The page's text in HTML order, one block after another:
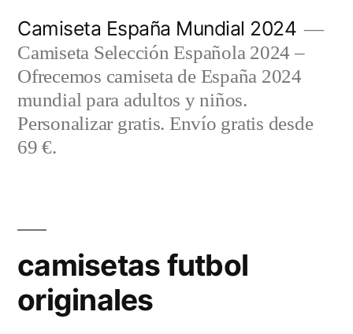
contenido
Camiseta España Mundial 2024
Camiseta Selección Española 2024 –
Ofrecemos camiseta de España 2024
mundial para adultos y niños.
Personalizar gratis. Envío gratis desde
69 €.
camisetas futbol
originales